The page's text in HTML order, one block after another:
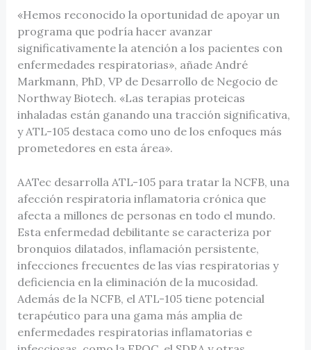
«Hemos reconocido la oportunidad de apoyar un
programa que podría hacer avanzar
significativamente la atención a los pacientes con
enfermedades respiratorias», añade André
Markmann, PhD, VP de Desarrollo de Negocio de
Northway Biotech. «Las terapias proteicas
inhaladas están ganando una tracción significativa,
y ATL-105 destaca como uno de los enfoques más
prometedores en esta área».
AATec desarrolla ATL-105 para tratar la NCFB, una
afección respiratoria inflamatoria crónica que
afecta a millones de personas en todo el mundo.
Esta enfermedad debilitante se caracteriza por
bronquios dilatados, inflamación persistente,
infecciones frecuentes de las vías respiratorias y
deficiencia en la eliminación de la mucosidad.
Además de la NCFB, el ATL-105 tiene potencial
terapéutico para una gama más amplia de
enfermedades respiratorias inflamatorias e